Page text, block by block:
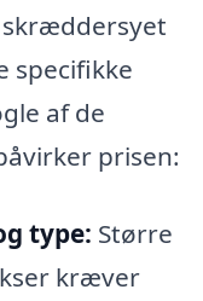
specifikke
af de
prisen:
type: Større
kræver